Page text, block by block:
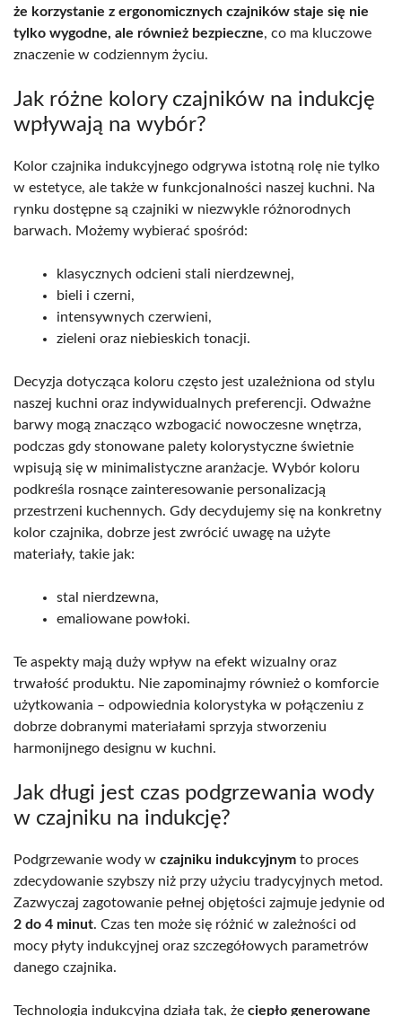
że korzystanie z ergonomicznych czajników staje się nie
tylko wygodne, ale również bezpieczne, co ma kluczowe
znaczenie w codziennym życiu.
Jak różne kolory czajników na indukcję
wpływają na wybór?
Kolor czajnika indukcyjnego odgrywa istotną rolę nie tylko
w estetyce, ale także w funkcjonalności naszej kuchni. Na
rynku dostępne są czajniki w niezwykle różnorodnych
barwach. Możemy wybierać spośród:
klasycznych odcieni stali nierdzewnej,
bieli i czerni,
intensywnych czerwieni,
zieleni oraz niebieskich tonacji.
Decyzja dotycząca koloru często jest uzależniona od stylu
naszej kuchni oraz indywidualnych preferencji. Odważne
barwy mogą znacząco wzbogacić nowoczesne wnętrza,
podczas gdy stonowane palety kolorystyczne świetnie
wpisują się w minimalistyczne aranżacje. Wybór koloru
podkreśla rosnące zainteresowanie personalizacją
przestrzeni kuchennych. Gdy decydujemy się na konkretny
kolor czajnika, dobrze jest zwrócić uwagę na użyte
materiały, takie jak:
stal nierdzewna,
emaliowane powłoki.
Te aspekty mają duży wpływ na efekt wizualny oraz
trwałość produktu. Nie zapominajmy również o komforcie
użytkowania – odpowiednia kolorystyka w połączeniu z
dobrze dobranymi materiałami sprzyja stworzeniu
harmonijnego designu w kuchni.
Jak długi jest czas podgrzewania wody
w czajniku na indukcję?
Podgrzewanie wody w czajniku indukcyjnym to proces
zdecydowanie szybszy niż przy użyciu tradycyjnych metod.
Zazwyczaj zagotowanie pełnej objętości zajmuje jedynie od
2 do 4 minut. Czas ten może się różnić w zależności od
mocy płyty indukcyjnej oraz szczegółowych parametrów
danego czajnika.
Technologia indukcyjna działa tak, że ciepło generowane